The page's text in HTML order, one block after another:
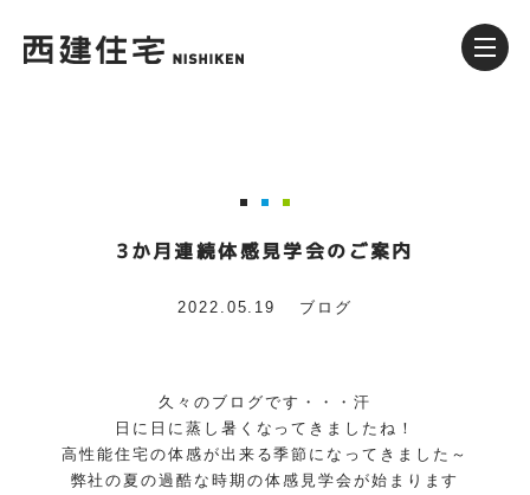
3か月連続体感見学会のご案内
2022.05.19 ブログ
久々のブログです・・・汗
日に日に蒸し暑くなってきましたね！
高性能住宅の体感が出来る季節になってきました～
弊社の夏の過酷な時期の体感見学会が始まります